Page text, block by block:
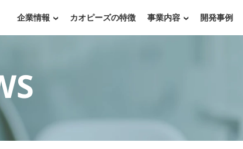
企業情報 カオピーズの特徴 事業内容 開発事例